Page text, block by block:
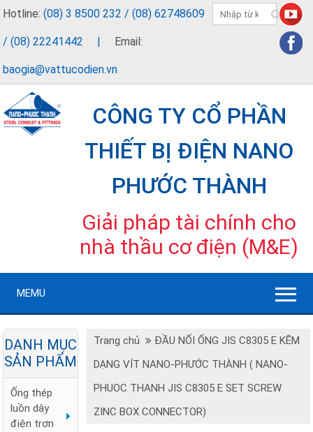
Hotline:(08) 3 8500 232 / (08) 62748609
/ (08) 22241442 | Email:
baogia@vattucodien.vn
CÔNG TY CỔ PHẦN
THIẾT BỊ ĐIỆN NANO
PHƯỚC THÀNH
Giải pháp tài chính cho
nhà thầu cơ điện (M&E)
MEMU
Trang chủ
ĐẦU NỐI ỐNG JIS C8305 E KẼM
DẠNG VÍT NANO-PHƯỚC THÀNH ( NANO-
PHUOC THANH JIS C8305 E SET SCREW
ZINC BOX CONNECTOR)
DANH MỤC
SẢN PHẨM
Ống thép
luồn dây
điện trơn